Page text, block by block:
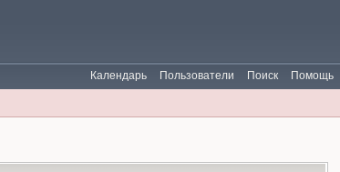
Помощь
Поиск
Пользователи
Календарь